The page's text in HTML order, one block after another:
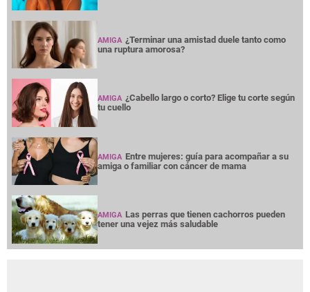
AMIGA ¿Terminar una amistad duele tanto como
una ruptura amorosa?
AMIGA ¿Cabello largo o corto? Elige tu corte según
tu cuello
AMIGA Entre mujeres: guía para acompañar a su
amiga o familiar con cáncer de mama
AMIGA Las perras que tienen cachorros pueden
tener una vejez más saludable